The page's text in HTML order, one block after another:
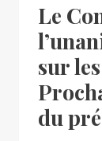
Le
sur
du